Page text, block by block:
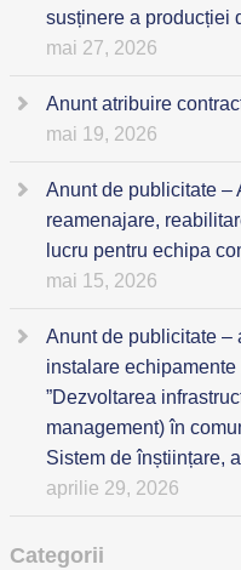
susținere a producției
mai 27, 2026
Anunt atribuire
mai 19, 2026
Anunt de publicitate –
reamenajare,
lucru pentru echipa
mai 15, 2026
Anunt de publicitate –
instalare
”Dezvoltarea
management) în
Sistem de înștiințare,
aprilie 29, 2026
Categorii